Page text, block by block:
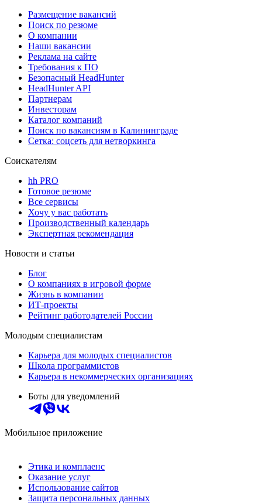
Размещение вакансий
Поиск по резюме
О компании
Наши вакансии
Реклама на сайте
Требования к ПО
Безопасный HeadHunter
HeadHunter API
Партнерам
Инвесторам
Каталог компаний
Поиск по вакансиям в Калининграде
Сетка: соцсеть для нетворкинга
Соискателям
hh PRO
Готовое резюме
Все сервисы
Хочу у вас работать
Производственный календарь
Экспертная рекомендация
Новости и статьи
Блог
О компаниях в игровой форме
Жизнь в компании
ИТ-проекты
Рейтинг работодателей России
Молодым специалистам
Карьера для молодых специалистов
Школа программистов
Карьера в некоммерческих организациях
Боты для уведомлений
Мобильное приложение
Этика и комплаенс
Оказание услуг
Использование сайтов
Защита персональных данных